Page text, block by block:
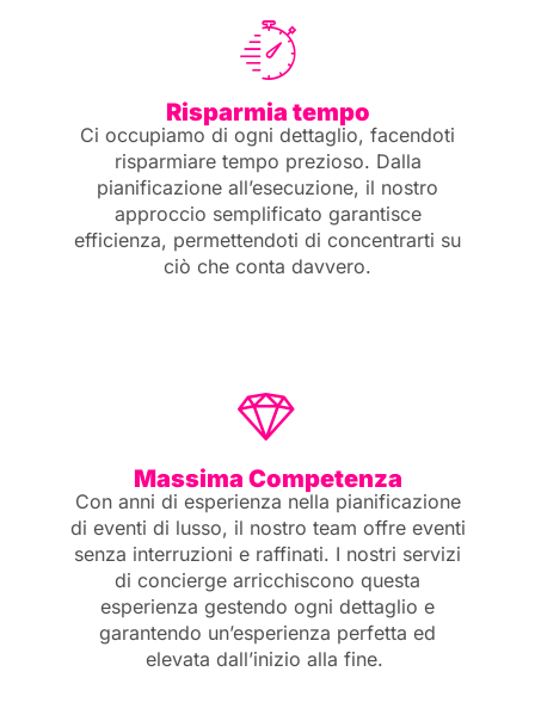
Risparmia tempo
Ci occupiamo di ogni dettaglio, facendoti
risparmiare tempo prezioso. Dalla
pianificazione all’esecuzione, il nostro
approccio semplificato garantisce
efficienza, permettendoti di concentrarti su
ciò che conta davvero.
Massima Competenza
Con anni di esperienza nella pianificazione
di eventi di lusso, il nostro team offre eventi
senza interruzioni e raffinati. I nostri servizi
di concierge arricchiscono questa
esperienza gestendo ogni dettaglio e
garantendo un’esperienza perfetta ed
elevata dall’inizio alla fine.